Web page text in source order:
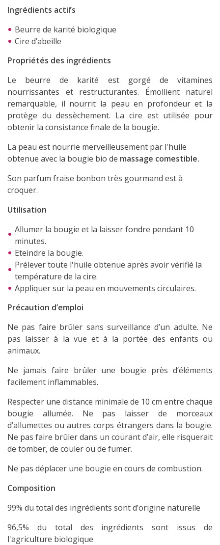
Ingrédients actifs
Beurre de karité biologique
Cire d’abeille
Propriétés des ingrédients
Le beurre de karité est gorgé de vitamines
nourrissantes et restructurantes. Émollient naturel
remarquable, il nourrit la peau en profondeur et la
protège du dessèchement. La cire est utilisée pour
obtenir la consistance finale de la bougie.
La peau est nourrie merveilleusement par l'huile
obtenue avec la bougie bio de massage comestible.
Son parfum fraise bonbon très gourmand est à
croquer.
Utilisation
Allumer la bougie et la laisser fondre pendant 10
minutes.
Eteindre la bougie.
Prélever toute l'huile obtenue après avoir vérifié la
température de la cire.
Appliquer sur la peau en mouvements circulaires.
Précaution d’emploi
Ne pas faire brûler sans surveillance d’un adulte. Ne
pas laisser à la vue et à la portée des enfants ou
animaux.
Ne jamais faire brûler une bougie près d’éléments
facilement inflammables.
Respecter une distance minimale de 10 cm entre chaque
bougie allumée. Ne pas laisser de morceaux
d’allumettes ou autres corps étrangers dans la bougie.
Ne pas faire brûler dans un courant d’air, elle risquerait
de tomber, de couler ou de fumer.
Ne pas déplacer une bougie en cours de combustion.
Composition
99% du total des ingrédients sont d’origine naturelle
96,5% du total des ingrédients sont issus de
l'agriculture biologique